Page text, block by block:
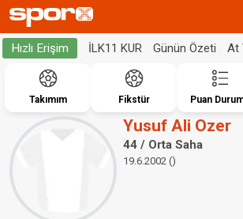
Hızlı Erişim İLK11 KUR Günün Özeti At
Takımım Fikstür Puan
Yusuf Ali Ozer
44 / Orta Saha
19.6.2002 ()